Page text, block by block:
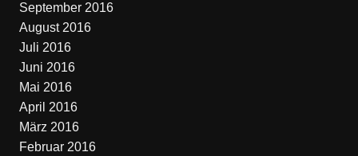
September 2016
August 2016
Juli 2016
Juni 2016
Mai 2016
April 2016
März 2016
Februar 2016